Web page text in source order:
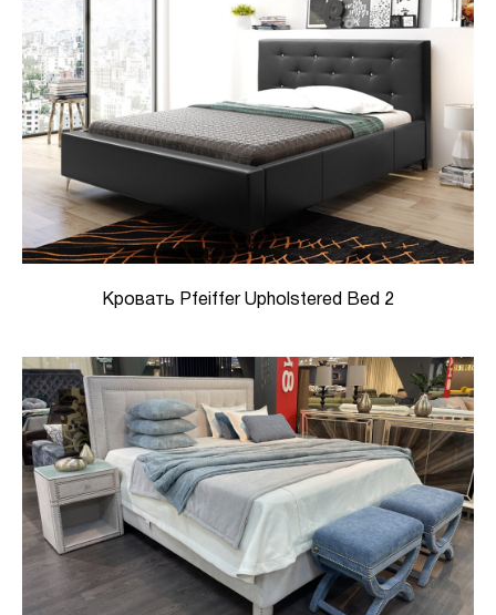
Кровать Pfeiffer Upholstered Bed 2